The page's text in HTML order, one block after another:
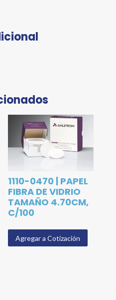
1110-0470 | PAPEL
FIBRA DE VIDRIO
TAMAÑO 4.70CM,
C/100
Agregar a Cotización